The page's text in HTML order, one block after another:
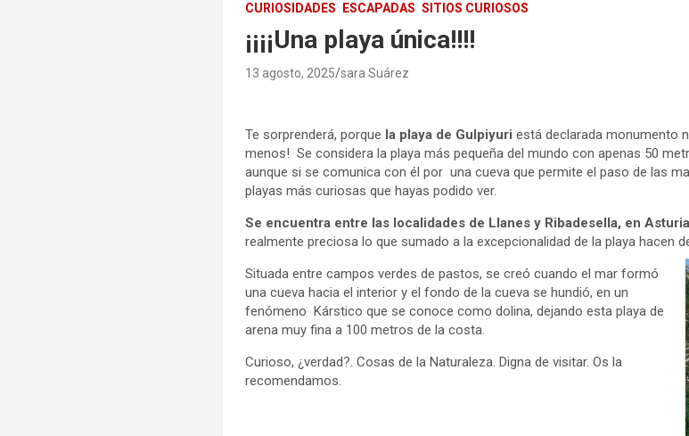
CURIOSIDADES ESCAPADAS SITIOS CURIOSOS
¡¡¡¡Una playa única!!!!
13 agosto, 2025 sara Suárez
Te sorprenderá, porque la playa de Gulpiyuri está declarada monumento
menos! Se considera la playa más pequeña del mundo con apenas 50
aunque si se comunica con él por una cueva que permite el paso de las
playas más curiosas que hayas podido ver.
Se encuentra entre las localidades de Llanes y Ribadesella, en
realmente preciosa lo que sumado a la excepcionalidad de la playa hacen
Situada entre campos verdes de pastos, se creó cuando el mar formó
una cueva hacia el interior y el fondo de la cueva se hundió, en un
fenómeno Kárstico que se conoce como dolina, dejando esta playa de
arena muy fina a 100 metros de la costa.
Curioso, ¿verdad?. Cosas de la Naturaleza. Digna de visitar. Os la
recomendamos.